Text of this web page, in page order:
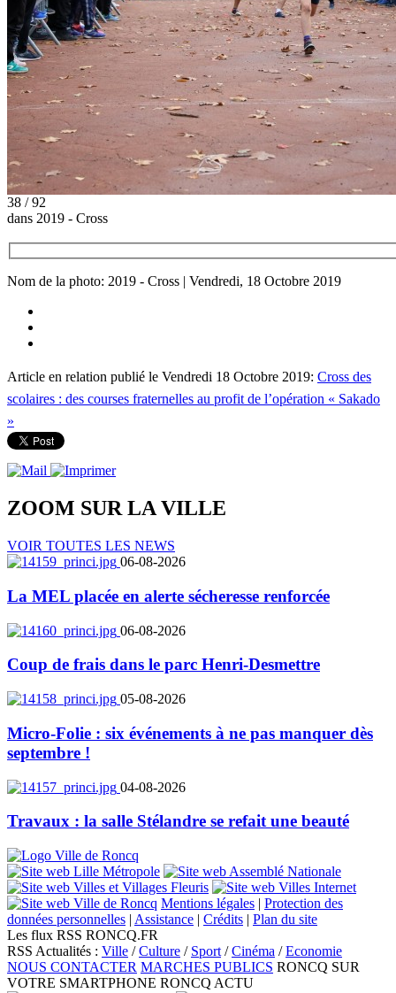
38 / 92
dans 2019 - Cross
Nom de la photo: 2019 - Cross | Vendredi, 18 Octobre 2019
Article en relation publié le Vendredi 18 Octobre 2019: Cross des
scolaires : des courses fraternelles au profit de l’opération « Sakado
»
ZOOM SUR LAVILLE
VOIR TOUTES LES NEWS
06-08-2026
La MEL placée en alerte sécheresse renforcée
06-08-2026
Coup de frais dans le parc Henri-Desmettre
05-08-2026
Micro-Folie : six événements à ne pas manquer dès
septembre !
04-08-2026
Travaux : la salle Stélandre se refait une beauté
Mentions légales | Protection des
données personnelles | Assistance | Crédits | Plan du site
Les flux RSS RONCQ.FR
RSS Actualités : Ville /Culture / Sport /Cinéma /Economie
NOUS CONTACTER MARCHES PUBLICS RONCQ SUR
VOTRE SMARTPHONE RONCQ ACTU